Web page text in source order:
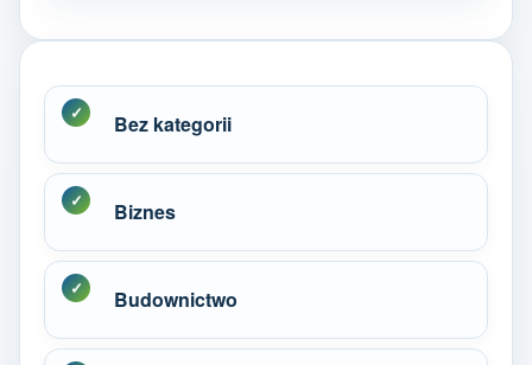
Bez kategorii
Biznes
Budownictwo